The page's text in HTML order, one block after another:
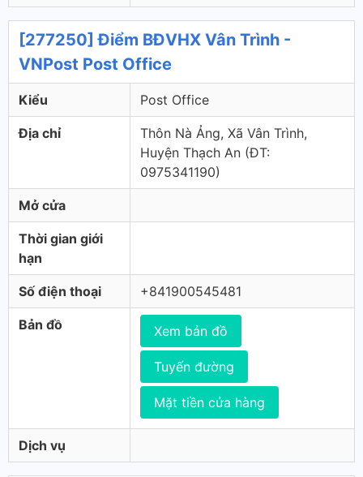
[277250] Điểm BĐVHX Vân Trình -
VNPost Post Office
Kiểu Post Office
Địa chỉ
Thôn Nà Ảng, Xã Vân Trình,
Huyện Thạch An (ÐT:
0975341190)
Mở cửa
Thời gian giới
hạn
Số điện thoại +841900545481
Bản đồ Xem bản đồ
Tuyến đường
Mặt tiền cửa hàng
Dịch vụ